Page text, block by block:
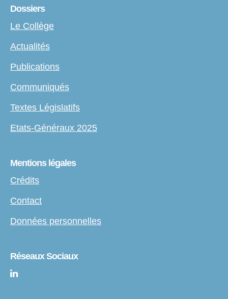
Dossiers
Le Collège
Actualités
Publications
Communiqués
Textes Législatifs
Etats-Généraux 2025
Mentions légales
Crédits
Contact
Données personnelles
Réseaux Sociaux